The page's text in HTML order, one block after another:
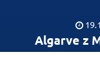
Algarve z